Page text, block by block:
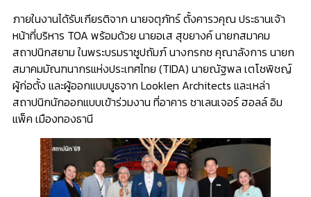
ภายในงานได้รับเกียรติจาก นายจตุภัทร์ ตั้งคารวคุณ ประธานเจ้า
หน้าที่บริหาร TOA พร้อมด้วย นายอเส สุขยางค์ นายกสมาคม
สถาปนิกสยาม ในพระบรมราชูปถัมภ์ นางกรกช คุณาลังการ นายก
สมาคมมัณฑนากรแห่งประเทศไทย (TIDA) นายณัฐพล เตโชพิชญ์
ผู้ก่อตั้ง และผู้ออกแบบบูธจาก Looklen Architects และเหล่า
สถาปนิกนักออกแบบเข้าร่วมงาน ที่อาคาร ชาเลนเจอร์ ฮอลล์ อิม
แพ็ค เมืองทองธานี